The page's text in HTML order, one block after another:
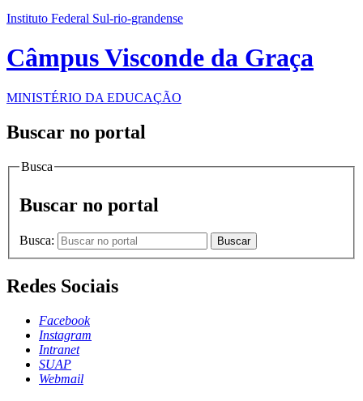
Instituto Federal Sul-rio-grandense
Câmpus Visconde da Graça
MINISTÉRIO DA EDUCAÇÃO
Buscar no portal
Busca
Buscar no portal
Busca: Buscar
Redes Sociais
Facebook
Instagram
Intranet
SUAP
Webmail